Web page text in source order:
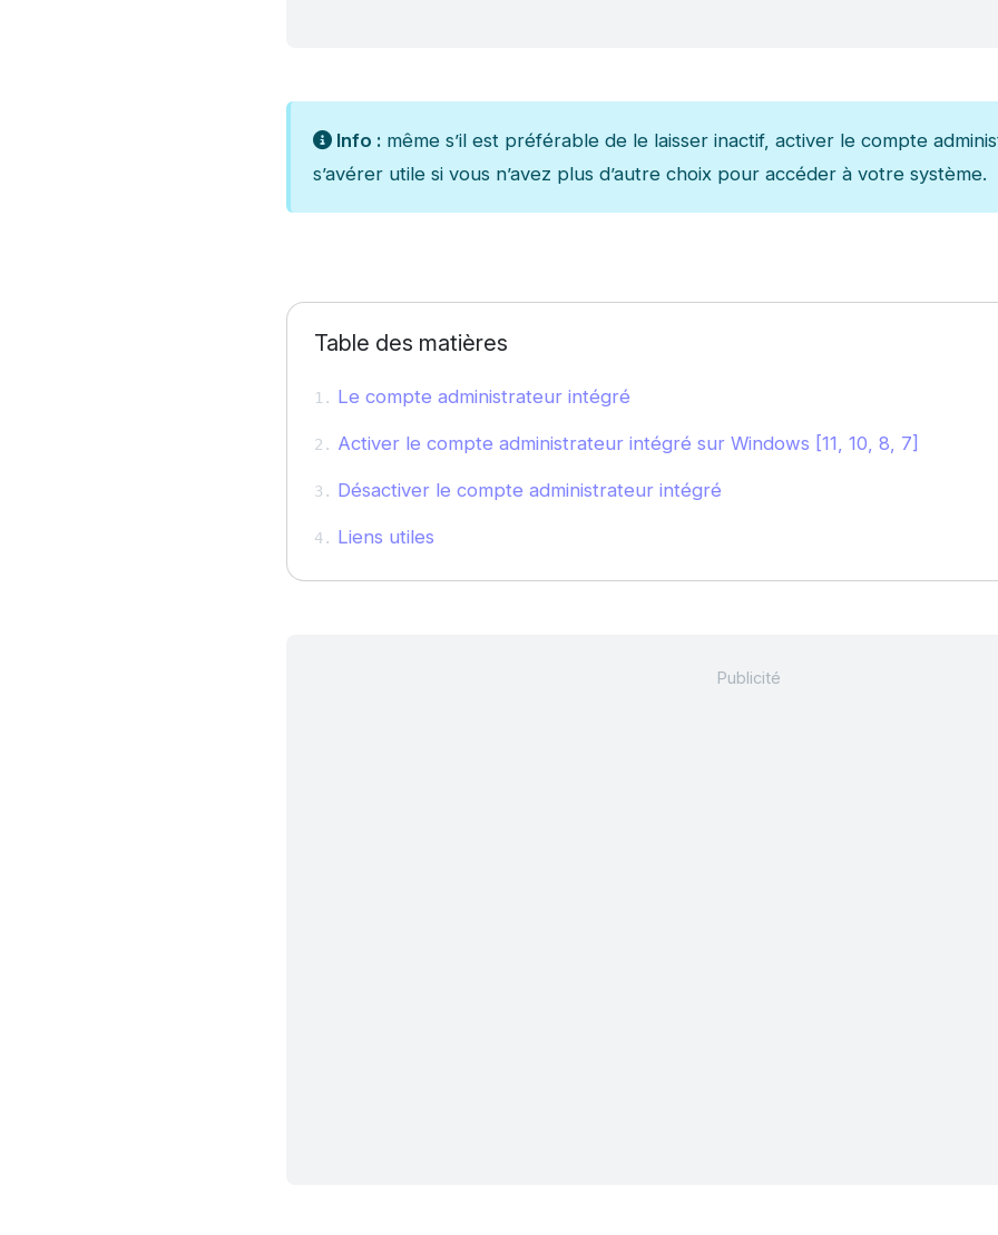
Info :même s’il est préférable de le laisser inactif, activer le compte
s’avérer utile si vous n’avez plus d’autre choix pour accéder à votre système.
Table des matières
Le compte administrateur intégré
Activer le compte administrateur intégré sur Windows [11, 10, 8, 7]
Désactiver le compte administrateur intégré
Liens utiles